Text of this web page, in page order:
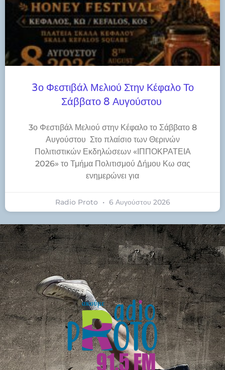
3ο Φεστιβάλ Μελιού Στην Κέφαλο Το
Σάββατο 8 Αυγούστου
3ο Φεστιβάλ Μελιού στην Κέφαλο το Σάββατο 8
Αυγούστου Στο πλαίσιο των Θερινών
Πολιτιστικών Εκδηλώσεων «ΙΠΠΟΚΡΑΤΕΙΑ
2026» το Τμήμα Πολιτισμού Δήμου Κω σας
ενημερώνει για
Radio Proto 6 Αυγούστου 2026